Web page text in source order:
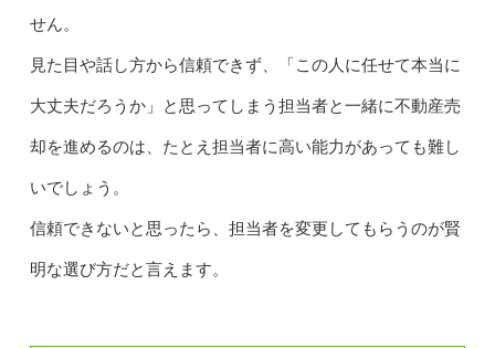
せん。
見た目や話し方から信頼できず、「この人に任せて本当に
大丈夫だろうか」と思ってしまう担当者と一緒に不動産売
却を進めるのは、たとえ担当者に高い能力があっても難し
いでしょう。
信頼できないと思ったら、担当者を変更してもらうのが賢
明な選び方だと言えます。